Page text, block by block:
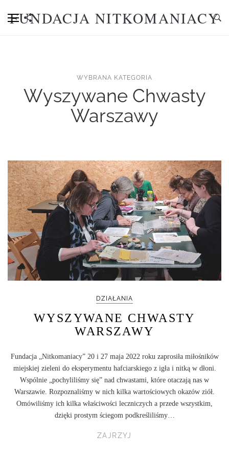
FUNDACJA NITKOMANIACY
WYBRANA KATEGORIA
Wyszywane Chwasty
Warszawy
DZIAŁANIA
WYSZYWANE CHWASTY
WARSZAWY
Fundacja „Nitkomaniacy” 20 i 27 maja 2022 roku zaprosiła miłośników
miejskiej zieleni do eksperymentu hafciarskiego z igła i nitką w dłoni.
Wspólnie „pochyliliśmy się” nad chwastami, które otaczają nas w
Warszawie. Rozpoznaliśmy w nich kilka wartościowych okazów ziół.
Omówiliśmy ich kilka właściwości leczniczych a przede wszystkim,
dzięki prostym ściegom podkreśliliśmy…
ZAJRZYJ